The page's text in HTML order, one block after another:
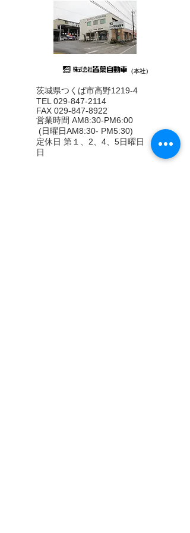
（本社）
茨城県つくば市高野1219-4
TEL 029-847-2114
FAX 029-847-8922
営業時間 AM8:30-PM6:00
(日曜日AM8:30- PM5:30)
定休日 第１、2、4、5日曜日 祝
日